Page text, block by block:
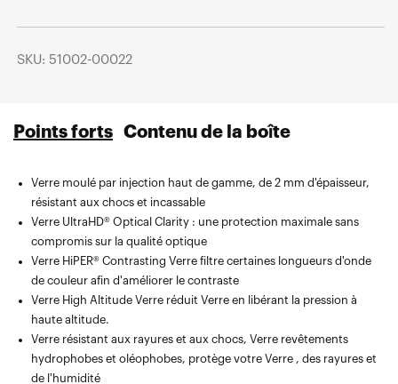
SKU: 51002-00022
Points forts Contenu de la boîte
Verre moulé par injection haut de gamme, de 2 mm d'épaisseur,
résistant aux chocs et incassable
Verre UltraHD® Optical Clarity : une protection maximale sans
compromis sur la qualité optique
Verre HiPER® Contrasting Verre filtre certaines longueurs d'onde
de couleur afin d'améliorer le contraste
Verre High Altitude Verre réduit Verre en libérant la pression à
haute altitude.
Verre résistant aux rayures et aux chocs, Verre revêtements
hydrophobes et oléophobes, protège votre Verre , des rayures et
de l'humidité
Verre de rechange Verre — compatible avec leMasque Snowcraft
Masque 100%
Masque microfibre avec poche compartimentée pour Verre , Verre
et la protection Verre